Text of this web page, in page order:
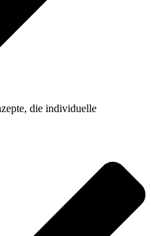
die individuelle